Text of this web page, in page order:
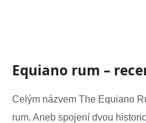
Equiano rum –
Celým názvem The Equiano
rum. Aneb spojení dvou